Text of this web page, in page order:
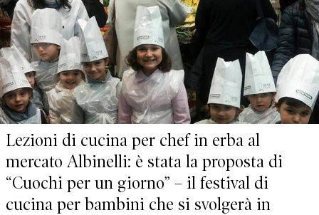
Lezioni di cucina per chef in erba al
mercato Albinelli: è stata la proposta di
“Cuochi per un giorno” – il festival di
cucina per bambini che si svolgerà in